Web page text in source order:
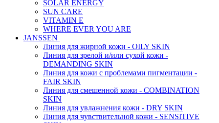
SOLAR ENERGY
SUN CARE
VITAMIN E
WHERE EVER YOU ARE
JANSSEN
Линия для жирной кожи - OILY SKIN
Линия для зрелой и/или сухой кожи -
DEMANDING SKIN
Линия для кожи с проблемами пигментации -
FAIR SKIN
Линия для смешенной кожи - COMBINATION
SKIN
Линия для увлажнения кожи - DRY SKIN
Линия для чувствительной кожи - SENSITIVE